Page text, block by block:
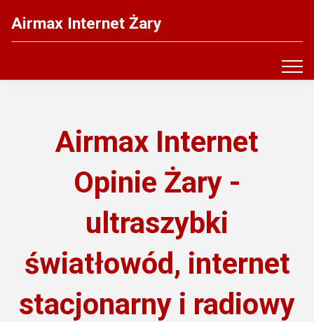
Airmax Internet Żary
Airmax Internet
Opinie Żary -
ultraszybki
światłowód, internet
stacjonarny i radiowy